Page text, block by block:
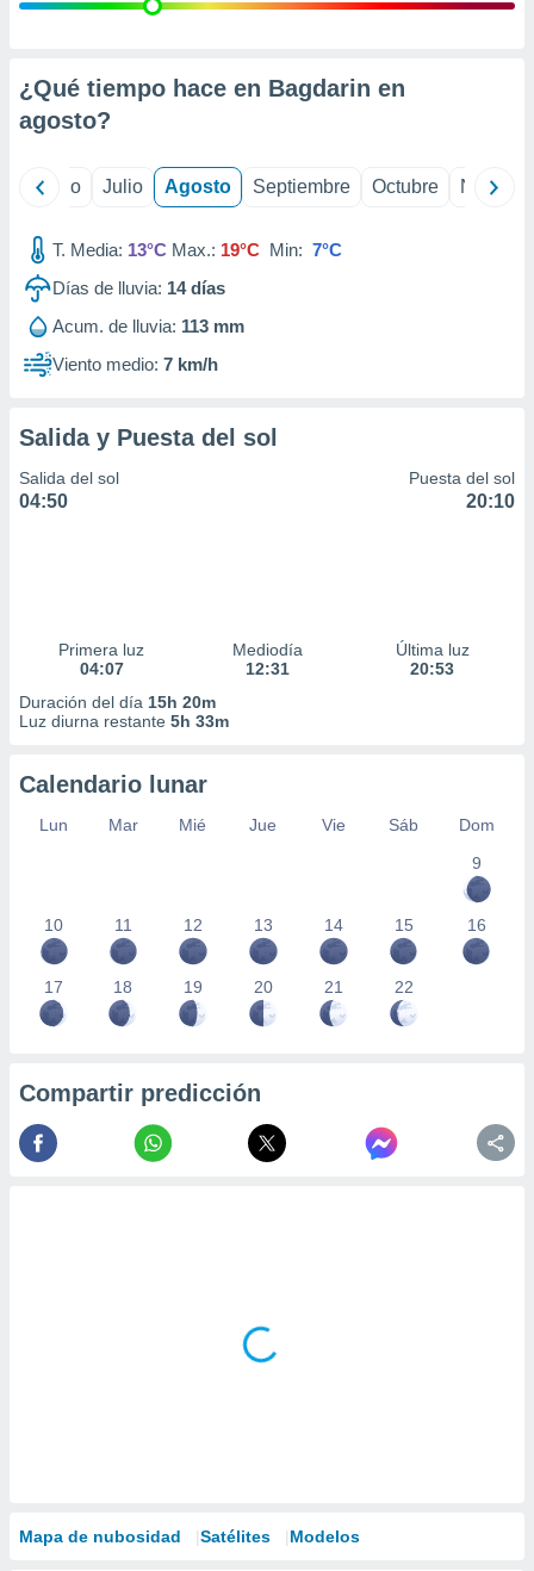
e
mediante
publicidad
de
1199
¿Qué tiempo hace en Bagdarin en
agosto?
Junio Julio Agosto Septiembre Octubre
T. Media: 13°C Max.: 19°C Min: 7°C
Días de lluvia: 14días
Acum. de lluvia: 113 mm
Viento medio: 7 km/h
Salida y Puesta del sol
Salida del sol
04:50
Puesta del sol
20:10
Primera luz
04:07
Mediodía
12:31
Última luz
20:53
Duración del día 15h 20m
Luz diurna restante 5h 33m
Calendario lunar
Lun Mar Mié Jue Vie Sáb
Dom
9
10 11 12 13 14 15 16
17 18 19 20 21 22
Compartir predicción
Mapa de nubosidad Satélites Modelos